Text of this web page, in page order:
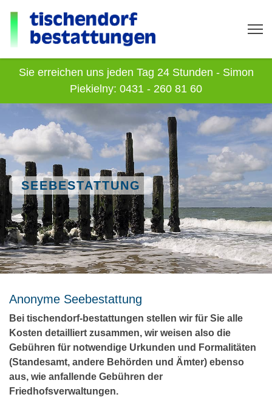
Sie erreichen uns jeden Tag 24 Stunden - Simon
Piekielny: 0431 - 260 81 60
SEEBESTATTUNG
Anonyme Seebestattung
Bei tischendorf-bestattungen stellen wir für Sie alle
Kosten detailliert zusammen, wir weisen also die
Gebühren für notwendige Urkunden und Formalitäten
(Standesamt, andere Behörden und Ämter) ebenso
aus, wie anfallende Gebühren der
Friedhofsverwaltungen.